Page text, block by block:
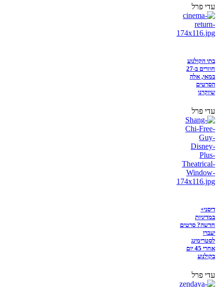
עדי פרל
בתי הקולנוע
חוזרים ב-27
במאי, אלה
הסרטים
שיוקרנו
עדי פרל
דיסני+
במדיניות
חדשה? סרטים
יעברו
לסטרימינג
אחרי 45 יום
בקולנוע
עדי פרל